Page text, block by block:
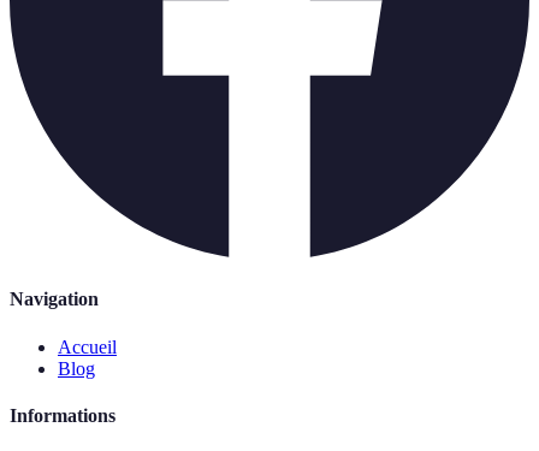
Navigation
Accueil
Blog
Informations